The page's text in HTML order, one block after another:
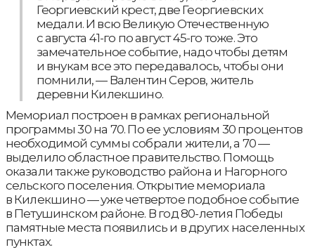
Георгиевский крест, две Георгиевских
медали. И всю Великую Отечественную
с августа 41-го по август 45-го тоже. Это
замечательное событие, надо чтобы детям
и внукам все это передавалось, чтобы они
помнили, — Валентин Серов, житель
деревни Килекшино.
Мемориал построен в рамках региональной
программы 30 на 70. По ее условиям 30 процентов
необходимой суммы собрали жители, а 70 —
выделило областное правительство. Помощь
оказали также руководство района и Нагорного
сельского поселения. Открытие мемориала
в Килекшино — уже четвертое подобное событие
в Петушинском районе. В год 80-летия Победы
памятные места появились и в других населенных
пунктах.